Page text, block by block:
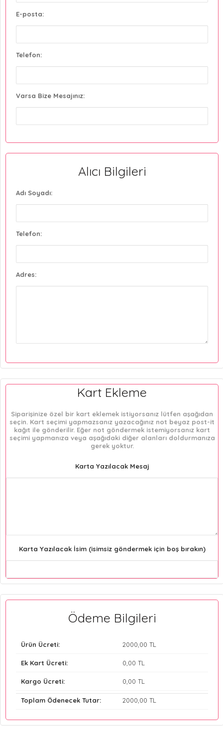
E-posta:
Telefon:
Varsa Bize Mesajınız:
Alıcı Bilgileri
Adı Soyadı:
Telefon:
Adres:
Kart Ekleme
Siparişinize özel bir kart eklemek istiyorsanız lütfen aşağıdan
seçin. Kart seçimi yapmazsanız yazacağınız not beyaz post-it
kağıt ile gönderilir. Eğer not göndermek istemiyorsanız kart
seçimi yapmanıza veya aşağıdaki diğer alanları doldurmanıza
gerek yoktur.
Karta Yazılacak Mesaj
Karta Yazılacak İsim (isimsiz göndermek için boş bırakın)
Ödeme Bilgileri
Ürün Ücreti: 2000 ,00 TL
Ek Kart Ücreti: 0 ,00 TL
Kargo Ücreti: 0 ,00 TL
Toplam Ödenecek Tutar: 2000 ,00 TL